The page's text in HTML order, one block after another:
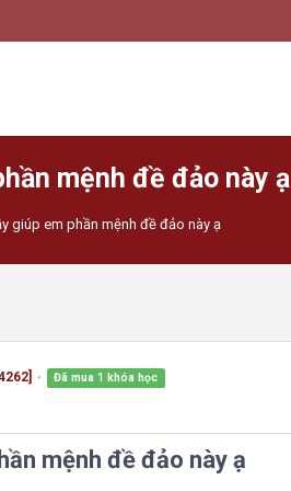
mệnh đề đảo này ạ
giúp em phần mệnh đề đảo này ạ
● Đã mua 1 khóa học
mệnh đề đảo này ạ